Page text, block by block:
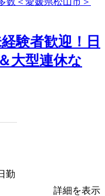
験者歓迎！日
大型連休な
勤
詳細を表示